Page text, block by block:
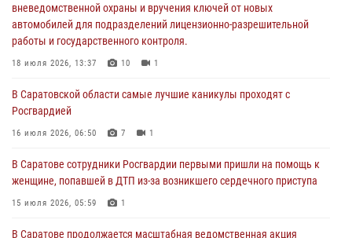
18 июля 2026, 13:37 10 1
В Саратовской области самые лучшие каникулы проходят с
Росгвардией
В Саратове сотрудники Росгвардии первыми пришли на помощь к
женщине, попавшей в ДТП из-за возникшего сердечного приступа
В Саратове продолжается масштабная ведомственная акция
"Каникулы с Росгвардией"
вневедомственной охраны и вручения ключей от новых
автомобилей для подразделений лицензионно-разрешительной
работы и государственного контроля.
18 июля 2026, 13:37 10 1
В Саратовской области самые лучшие каникулы проходят с
Росгвардией
16 июля 2026, 06:50 7 1
В Саратове сотрудники Росгвардии первыми пришли на помощь к
женщине, попавшей в ДТП из-за возникшего сердечного приступа
15 июля 2026, 05:59 1
В Саратове продолжается масштабная ведомственная акция